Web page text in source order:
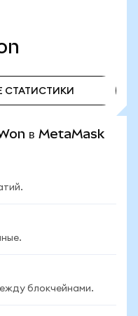
СТАТИСТИКИ
в MetaMask
блокчейнами.